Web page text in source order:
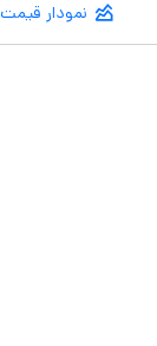
نمودار قیمت